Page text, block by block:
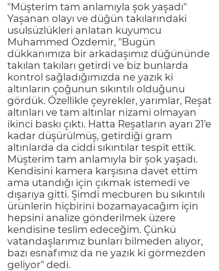
"Müşterim tam anlamıyla şok yaşadı"
Yaşanan olayı ve düğün takılarındaki
usulsüzlükleri anlatan kuyumcu
Muhammed Özdemir, "Bugün
dükkanımıza bir arkadaşımız düğününde
takılan takıları getirdi ve biz bunlarda
kontrol sağladığımızda ne yazık ki
altınların çoğunun sıkıntılı olduğunu
gördük. Özellikle çeyrekler, yarımlar, Reşat
altınları ve tam altınlar nizami olmayan
ikinci baskı çıktı. Hatta Reşatların ayarı 21’e
kadar düşürülmüş, getirdiği gram
altınlarda da ciddi sıkıntılar tespit ettik.
Müşterim tam anlamıyla bir şok yaşadı.
Kendisini kamera karşısına davet ettim
ama utandığı için çıkmak istemedi ve
dışarıya gitti. Şimdi mecburen bu sıkıntılı
ürünlerin hiçbirini bozamayacağım için
hepsini analize gönderilmek üzere
kendisine teslim edeceğim. Çünkü
vatandaşlarımız bunları bilmeden alıyor,
bazı esnafımız da ne yazık ki görmezden
geliyor" dedi.